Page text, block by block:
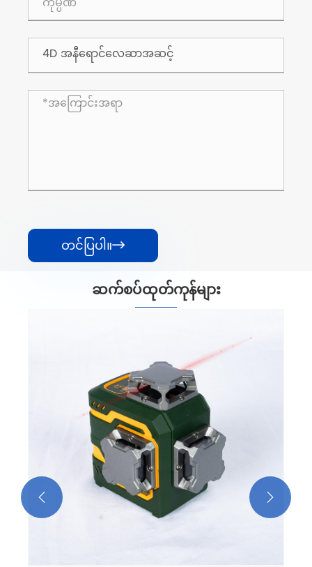
တင်ပြပါ။
ဆက်စပ်ထုတ်ကုန်များ
4D built-in lithium ဘက်ထရီအနီရောင်
လေဆာရောင်ခြည်
ပိုမိုကြည့်ရှုပါ။ >>
 